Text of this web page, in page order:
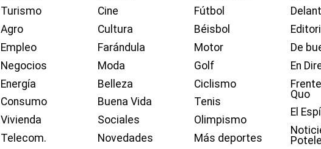
Turismo
Agro
Empleo
Negocios
Energía
Consumo
Vivienda
Telecom.
Cine
Cultura
Farándula
Moda
Belleza
Buena Vida
Sociales
Novedades
Fútbol
Béisbol
Motor
Golf
Ciclismo
Tenis
Olimpismo
Más deportes
De
En
Quo
El